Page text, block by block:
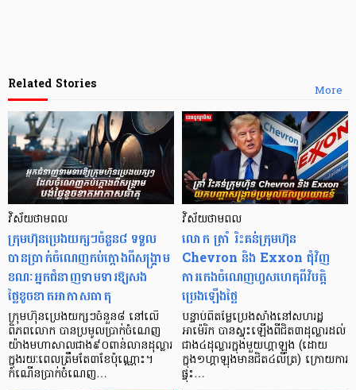
More
Related Stories
វិស័យថាមពល
ក្រុមហ៊ុនប្រេងយក្សៗចំនួន៨ ទទួល
បានប្រាក់ចំណេញកប់ក្តោងពីសង្គ្រាម
ខណៈអ្នកជំនាញទាមទារឱ្យសង
ថ្លៃខូចខាតអាកាសធាតុ
ក្រុមហ៊ុនប្រេងយក្សៗចំនួន៨ នៅលើ
ពិភពលោក បានប្រមូលប្រាក់ចំណេញ
យ៉ាងមហាសាលជាង៩០ពាន់លានដុល្លារ
ក្នុងរយៈពេលត្រឹមតែ៣ខែប៉ុណ្ណោះ។
កំណើនប្រាក់ចំណេញ…
វិស័យថាមពល
លោក ត្រាំ រិះគន់ក្រុមហ៊ុន
Chevron និង Exxon ជុំវិញ
ការកេងចំណេញហួសហេតុពីវិបត្តិ
ប្រេងឡើងថ្លៃ
បន្ទាប់ពីតម្លៃប្រេងសាំងនៅសហរដ្ឋ
អាម៉េរិក បានស្ទុះឡើងពីជិត៣ដុល្លារដល់
ជាង៤ដុល្លារក្នុងមួយហ្គាឡុង (ដោយ
ក្នុង១ហ្គាឡុងមានជិត៤លីត្រ) ក្រោយការ
ផ្ទុះ…